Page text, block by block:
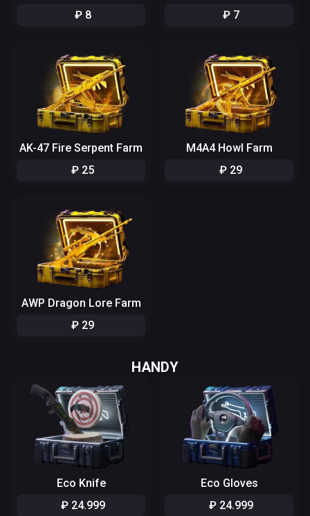
₽ 8 ₽ 7
AK-47 Fire Serpent Farm
₽ 25
M4A4 Howl Farm
₽ 29
AWP Dragon Lore Farm
₽ 29
HANDY
Eco Knife
₽ 24.999
Eco Gloves
₽ 24.999